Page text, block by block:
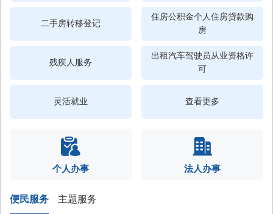
二手房转移登记
住房公积金个人住房贷款购
房
残疾人服务
出租汽车驾驶员从业资格许
可
灵活就业 查看更多
个人办事 法人办事
便民服务 主题服务